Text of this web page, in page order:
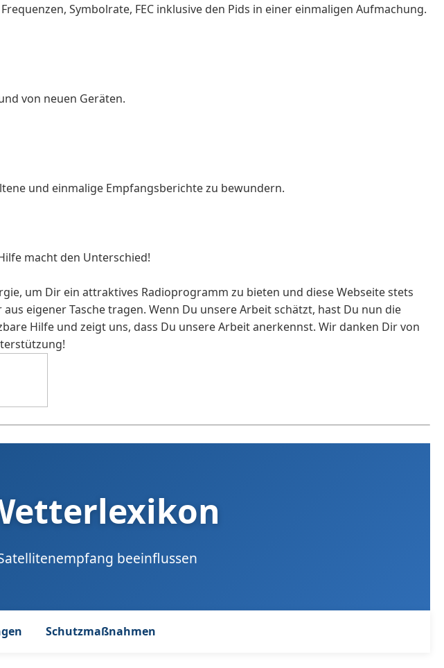
Symbolrate, FEC inklusive den Pids in einer einmaligen Aufmachung.
von neuen Geräten.
und einmalige Empfangsberichte zu bewundern.
macht den Unterschied!
um Dir ein attraktives Radioprogramm zu bieten und diese Webseite stets
eigener Tasche tragen. Wenn Du unsere Arbeit schätzt, hast Du nun die
Hilfe und zeigt uns, dass Du unsere Arbeit anerkennst. Wir danken Dir von
beeinflussen
Schutzmaßnahmen